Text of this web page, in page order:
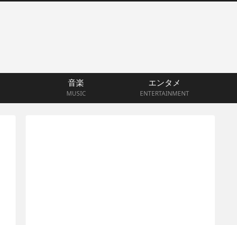
音楽
MUSIC
エンタメ
ENTERTAINMENT